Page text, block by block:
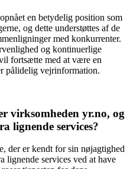
en betydelig position som
og dette understøttes af de
med konkurrenter.
og kontinuerlige
fortsætte med at være en
pålidelig vejrinformation.
virksomheden yr.no, og
lignende services?
der er kendt for sin nøjagtighed
lignende services ved at have